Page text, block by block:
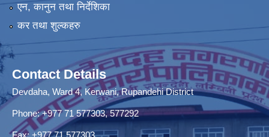
एन, कानुन तथा निर्देशिका
कर तथा शुल्कहरु
Contact Details
Devdaha, Ward 4, Kerwani, Rupandehi District
Phone: +977 71 577303, 577292